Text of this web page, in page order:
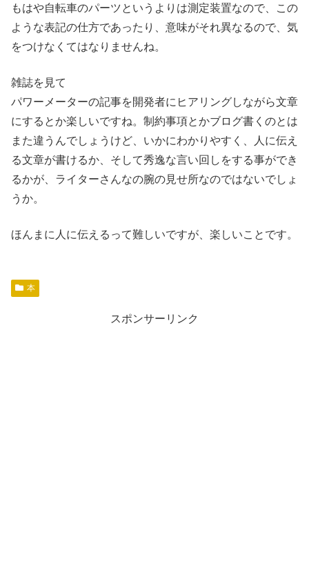
もはや自転車のパーツというよりは測定装置なので、この
ような表記の仕方であったり、意味がそれ異なるので、気
をつけなくてはなりませんね。
雑誌を見て
パワーメーターの記事を開発者にヒアリングしながら文章
にするとか楽しいですね。制約事項とかブログ書くのとは
また違うんでしょうけど、いかにわかりやすく、人に伝え
る文章が書けるか、そして秀逸な言い回しをする事ができ
るかが、ライターさんなの腕の見せ所なのではないでしょ
うか。
ほんまに人に伝えるって難しいですが、楽しいことです。
本
スポンサーリンク